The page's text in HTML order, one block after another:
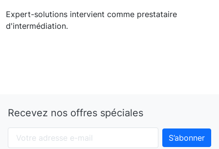
Expert-solutions intervient comme prestataire
d'intermédiation.
Recevez nos offres spéciales